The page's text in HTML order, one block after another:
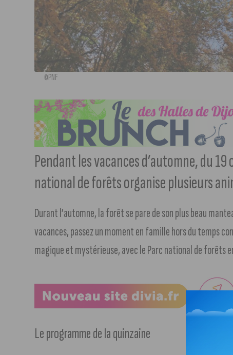
©PNF
Pendant les vacances d’automne, du
national de forêts organise plusieurs
Durant l’automne, la forêt se pare de son plus beau
vacances, passez un moment en famille hors du temps
magique et mystérieuse, avec le Parc national de forêts
Le programme de la quinzaine